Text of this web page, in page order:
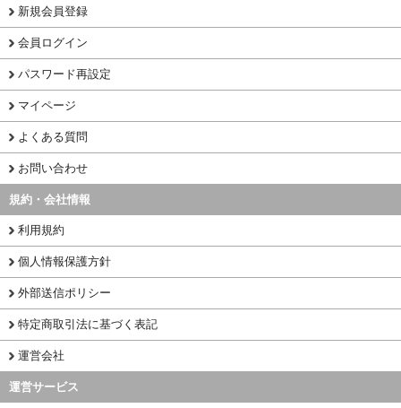
新規会員登録
会員ログイン
パスワード再設定
マイページ
よくある質問
お問い合わせ
規約・会社情報
利用規約
個人情報保護方針
外部送信ポリシー
特定商取引法に基づく表記
運営会社
運営サービス